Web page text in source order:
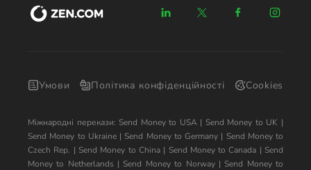
Умови Політика конфіденційності Cookies
Міжнародні перекази: Send Money to USA| Send Money to UK |
Send Money to Ukraine| Send Money to Germany | Send Money to
Czech Rep. | Send Money to China| Send Money to Canada | Send
Money to Netherlands | Send Money to Norway| Send Money to